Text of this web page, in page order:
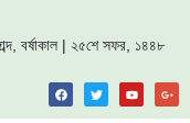
বর্ষাকাল | ২৫শে সফর, ১৪৪৮